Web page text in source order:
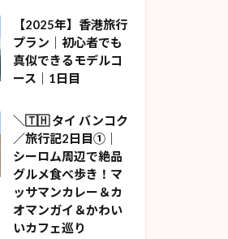
【2025年】香港旅行
プラン｜初心者でも
真似できるモデルコ
ース｜1日目
＼🇹🇭 タイ バンコク
／旅行記2日目①｜
シーロム周辺で絶品
グルメ食べ歩き！マ
ッサマンカレー＆カ
オマンガイ＆かわい
いカフェ巡り